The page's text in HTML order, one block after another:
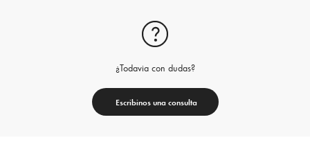
¿Todavia con dudas?
Escribinos una consulta